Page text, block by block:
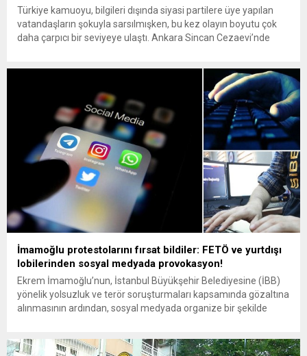
Türkiye kamuoyu, bilgileri dışında siyasi partilere üye yapılan
vatandaşların şokuyla sarsılmışken, bu kez olayın boyutu çok
daha çarpıcı bir seviyeye ulaştı. Ankara Sincan Cezaevi’nde
Temmuz darbe girişiminin “bir numarası” olarak gösterilen
İmamoğlu protestolarını fırsat bildiler: FETÖ ve yurtdışı
lobilerinden sosyal medyada provokasyon!
Ekrem İmamoğlu’nun, İstanbul Büyükşehir Belediyesine (İBB)
yönelik yolsuzluk ve terör soruşturmaları kapsamında gözaltına
alınmasının ardından, sosyal medyada organize bir şekilde
yurtdışından yönlendirilen hesaplar olduğu ortaya çıktı. Özellikle